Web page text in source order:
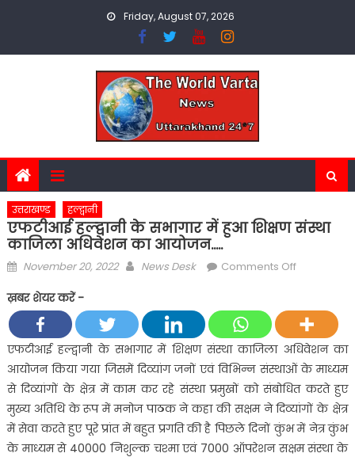
Friday, August 07, 2026
उत्तराखण्ड हल्द्वानी
एफटीआई हल्द्वानी के सभागार में हुआ शिक्षण संस्था
काजिला अधिवेशन का आयोजन…..
Posted
November 20, 2022 Author
News Desk Comments Offon
के
सभागार
में
हुआ
शिक्षण
संस्था
काजिला
अधिवेशन
ख़बर शेयर करें -
एफटीआई हल्द्वानी के सभागार में शिक्षण संस्था काजिला अधिवेशन का
आयोजन किया गया जिसमें दिव्यांग जनों एवं विभिन्न संस्थाओं के माध्यम
से दिव्यांगों के क्षेत्र में काम कर रहे संस्था प्रमुखों को संबोधित करते हुए
मुख्य अतिथि के रूप में मनोज पाठक ने कहा की सक्षम ने दिव्यांगों के क्षेत्र
में सेवा करते हुए पूरे प्रांत में बहुत प्रगति की है पिछले दिनों कुंभ में नेत्र कुंभ
के माध्यम से 40000 निशुल्क चश्मा एवं 7000 ऑपरेशन सक्षम संस्था के